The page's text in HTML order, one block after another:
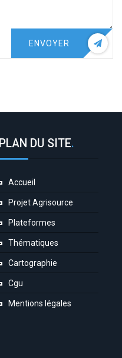
ENVOYER
PLAN DU SITE.
Accueil
Projet Agrisource
Plateformes
Thématiques
Cartographie
Cgu
Mentions légales